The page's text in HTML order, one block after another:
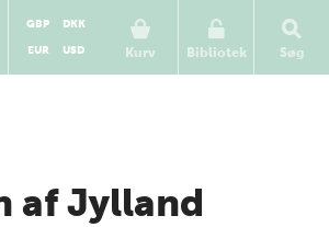
Kurv
GBP
DKK
EUR
USD Bibliotek Søg
af Jylland